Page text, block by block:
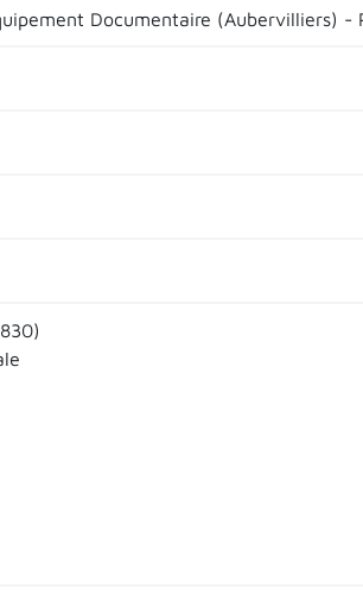
Documentaire (Aubervilliers) -